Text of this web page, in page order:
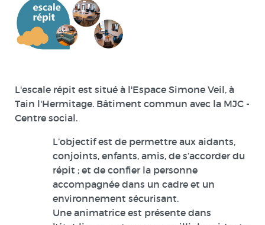
L'escale répit est situé à l'Espace Simone Veil, à
Tain l'Hermitage. Bâtiment commun avec la MJC -
Centre social.
L’objectif est de permettre aux aidants,
conjoints, enfants, amis, de s’accorder du
répit ; et de confier la personne
accompagnée dans un cadre et un
environnement sécurisant.
Une animatrice est présente dans